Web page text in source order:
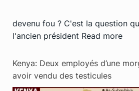
devenu fou ? C'est la question
l'ancien président Read more
Kenya: Deux employés d’une
avoir vendu des testicules